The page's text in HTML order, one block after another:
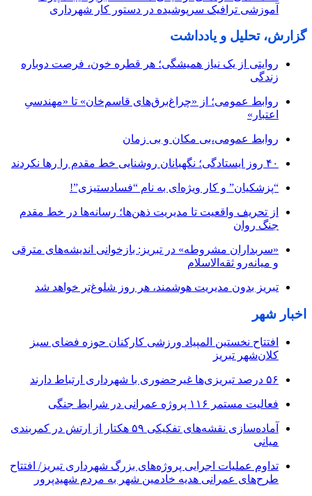
آموزشی ترافیک سرپوشیده در دستور کار شهرداری
گزارش، تحلیل و یادداشت
روایتی از یک نیاز همیشگی؛ هر قطره خون، فرصت دوباره
زندگی
روابط عمومی؛ از «چراغ‌برق‌های قاسم‌خان» تا «مهندسیِ
اعتبار»
روابط عمومی،بی مکان و بی زمان
۴۰ روز ایستادگی؛ نگهبانان روشنایی خط مقدم را رها نکردند
“پزشکیان” و کار ویژه‌ای به نام “فسادستیزی”!
از تحریف واقعیت تا مدیریت ذهن‌ها؛ رسانه‌ها در خط مقدم
جنگ روان
«سربداران مشروطه» در تبریز: بازخوانی اندیشه‌های مترقی
و میانه‌رو ثقه‌الاسلام
تبریز بدون مدیریت هوشمند، هر روز شلوغ‌تر خواهد شد
اخبار شهر
افتتاح نخستین المپیاد ورزشی کارکنان حوزه فضای سبز
کلان‌شهر تبریز
۵۶ درصد تبریزی‌ها غیرحضوری با شهرداری ارتباط دارند
فعالیت مستمر ۱۱۶ پروژه عمرانی در شرایط جنگی
آماده‌سازی نقشه‌های تفکیکی ۵۹ هکتار از ارتش در کمربندی
میانی
تداوم عملیات اجرایی پروژه‌های بزرگ شهرداری تبریز/ افتتاح
طرح‌های عمرانی هدیه خادمین شهر به مردم شهیدپرور